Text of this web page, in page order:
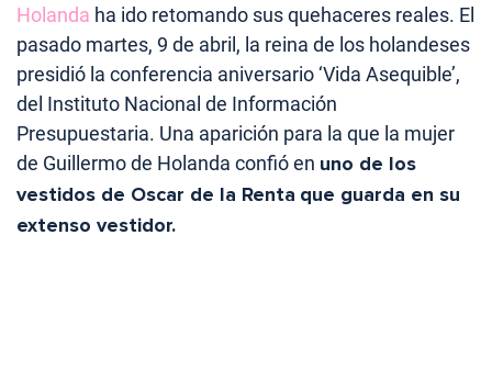
Holanda ha ido retomando sus quehaceres reales. El
pasado martes, 9 de abril, la reina de los holandeses
presidió la conferencia aniversario ‘Vida Asequible’,
del Instituto Nacional de Información
Presupuestaria. Una aparición para la que la mujer
de Guillermo de Holanda confió en uno de los
vestidos de Oscar de la Renta que guarda en su
extenso vestidor.